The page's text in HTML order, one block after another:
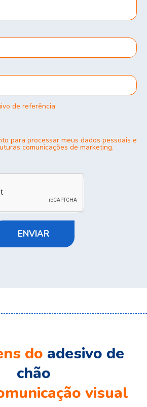
de referência
para processar meus dados pessoais e
comunicações de marketing.
ENVIAR
do adesivo de
chão
visual